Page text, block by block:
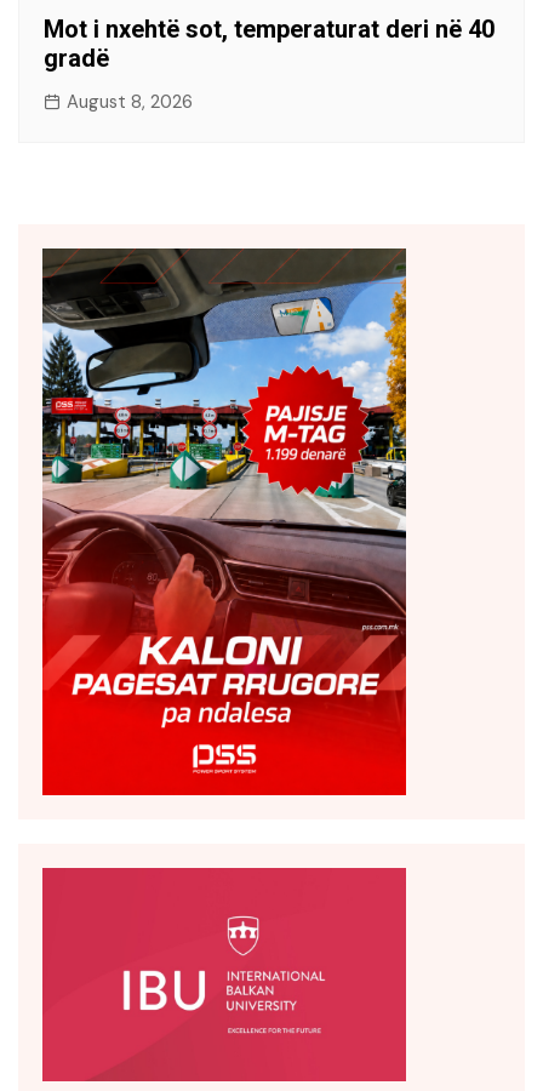
Mot i nxehtë sot, temperaturat deri në 40
gradë
August 8, 2026